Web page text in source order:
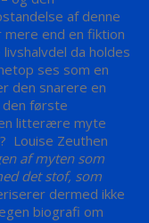
af denne
end en fiktion
da holdes
ses som en
den snarere en
den første
litterære myte
Louise Zeuthen
af myten som
det stof, som
dermed ikke
biografi om